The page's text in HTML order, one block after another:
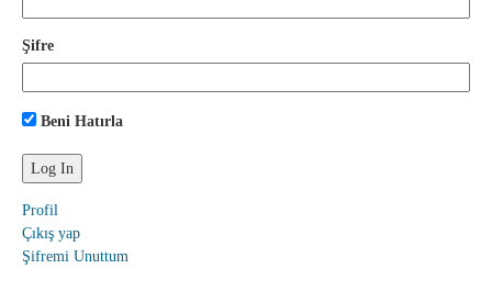
Şifre
Beni Hatırla
Profil
Çıkış yap
Şifremi Unuttum